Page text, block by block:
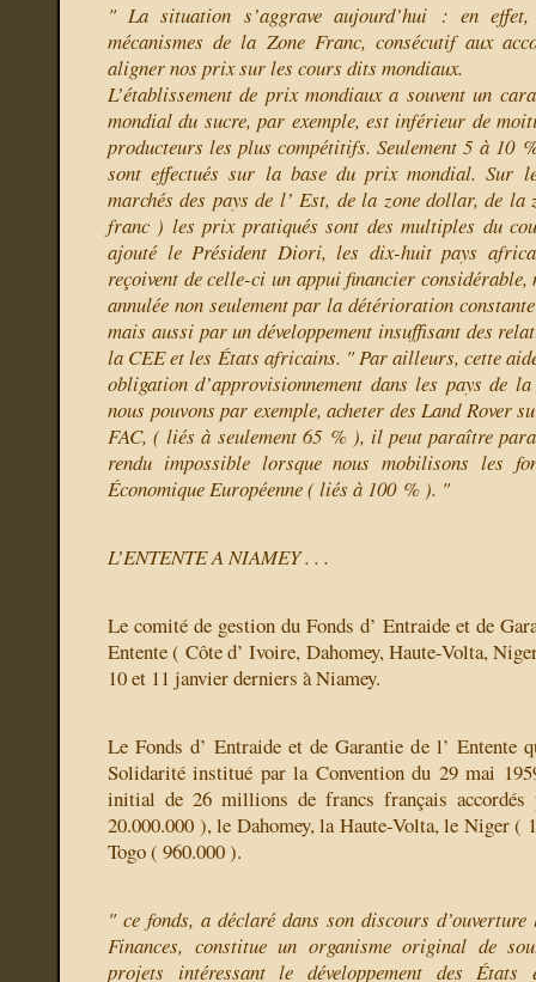
" La situation s’aggrave aujourd’hui : en effet,
mécanismes de la Zone Franc, consécutif aux
aligner nos prix sur les cours dits mondiaux.
L’établissement de prix mondiaux a souvent un
mondial du sucre, par exemple, est inférieur de
producteurs les plus compétitifs. Seulement 5 à 10
sont effectués sur la base du prix mondial. Sur
marchés des pays de l’ Est, de la zone dollar, de la
franc ) les prix pratiqués sont des multiples du
ajouté le Président Diori, les dix-huit pays
reçoivent de celle-ci un appui financier considérable,
annulée non seulement par la détérioration constante
mais aussi par un développement insuffisant des
la CEE et les États africains. " Par ailleurs, cette
obligation d’approvisionnement dans les pays de
nous pouvons par exemple, acheter des Land Rover
FAC, ( liés à seulement 65 % ), il peut paraître
rendu impossible lorsque nous mobilisons les
Économique Européenne ( liés à 100 % ). "
L’ENTENTE A NIAMEY . . .
Le comité de gestion du Fonds d’ Entraide et de
Entente ( Côte d’ Ivoire, Dahomey, Haute-Volta,
10 et 11 janvier derniers à Niamey.
Le Fonds d’ Entraide et de Garantie de l’ Entente
Solidarité institué par la Convention du 29 mai
initial de 26 millions de francs français
20.000.000 ), le Dahomey, la Haute-Volta, le Niger (
Togo ( 960.000 ).
" ce fonds, a déclaré dans son discours
Finances, constitue un organisme original de
projets intéressant le développement des États